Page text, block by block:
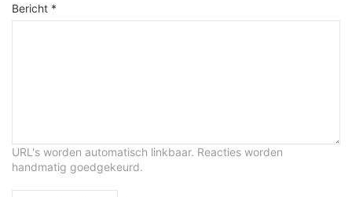
Bericht *
URL's worden automatisch linkbaar. Reacties worden
handmatig goedgekeurd.